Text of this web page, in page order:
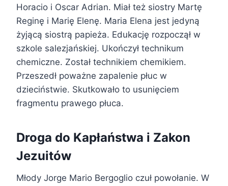
Horacio i Oscar Adrian. Miał też siostry Martę
Reginę i Marię Elenę. Maria Elena jest jedyną
żyjącą siostrą papieża. Edukację rozpoczął w
szkole salezjańskiej. Ukończył technikum
chemiczne. Został technikiem chemikiem.
Przeszedł poważne zapalenie płuc w
dzieciństwie. Skutkowało to usunięciem
fragmentu prawego płuca.
Droga do Kapłaństwa i Zakon
Jezuitów
Młody Jorge Mario Bergoglio czuł powołanie. W